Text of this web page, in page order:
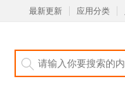
最新更新 应用分类